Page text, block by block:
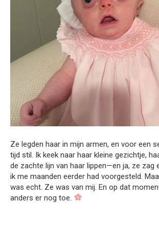
Ze legden haar in mijn armen, en voor een
tijd stil. Ik keek naar haar kleine gezichtje,
de zachte lijn van haar lippen—en ja, ze zag
ik me maanden eerder had voorgesteld.
was echt. Ze was van mij. En op dat
anders er nog toe.